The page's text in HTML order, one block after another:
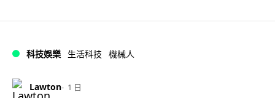
科技娛樂 生活科技 機械人
Lawton 1 日